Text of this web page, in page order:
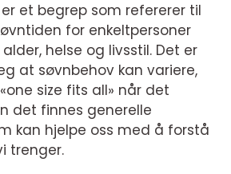
et begrep som refererer til
for enkeltpersoner
helse og livsstil. Det er
at søvnbehov kan variere,
size fits all» når det
det finnes generelle
kan hjelpe oss med å forstå
trenger.